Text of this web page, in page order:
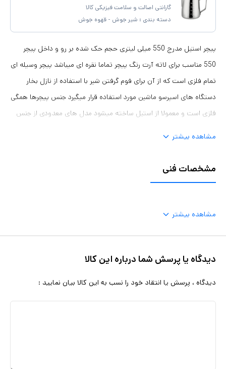
گارانتی اصالت و سلامت فیزیکی کالا
دسته بندی : شیر جوش - قهوه جوش
پیچر استیل مدرج 550 میلی لیتری حجم حک شده بر رو و داخل پیچر
550 مناسب برای لاته آرت رنگ پیچر تماما نقره ای میباشد پیچر وسیله ای
تمام فلزی است که از آن برای فوم گرفتن شیر با استفاده از نازل بخار
دستگاه های اسپرسو ماشین مورد استفاده قرار میگیرد جنس پیچرها همگی
فلزی است و معمولا از استیل ساخته میشود مدل های معدودی از جنس
مشاهده بیشتر
مشخصات فنی
مشاهده بیشتر
دیدگاه یا پرسش شما درباره این کالا
دیدگاه ، پرسش یا انتقاد خود را نسب به این کالا بیان نمایید :